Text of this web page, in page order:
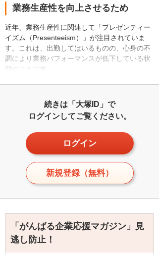
業務生産性を向上させるため
近年、業務生産性に関連して「プレゼンティー
イズム（Presenteeism）」が注目されていま
す。これは、出勤してはいるものの、心身の不
調により業務パフォーマンスが低下している状
態のことです。
続きは「大塚ID」で
ログインしてご覧ください。
ログイン
新規登録（無料）
「がんばる企業応援マガジン」見
逃し防止！